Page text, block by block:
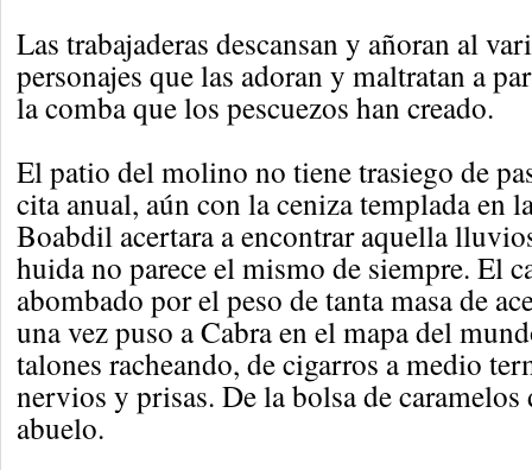
Las trabajaderas descansan y añoran al
personajes que las adoran y maltratan a
la comba que los pescuezos han creado.
El patio del molino no tiene trasiego de
cita anual, aún con la ceniza templada en
Boabdil acertara a encontrar aquella
huida no parece el mismo de siempre. El
abombado por el peso de tanta masa de
una vez puso a Cabra en el mapa del
talones racheando, de cigarros a medio
nervios y prisas. De la bolsa de caramelos
abuelo.